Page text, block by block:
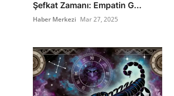
Şefkat Zamanı: Empatin G...
Haber Merkezi Mar 27, 2025